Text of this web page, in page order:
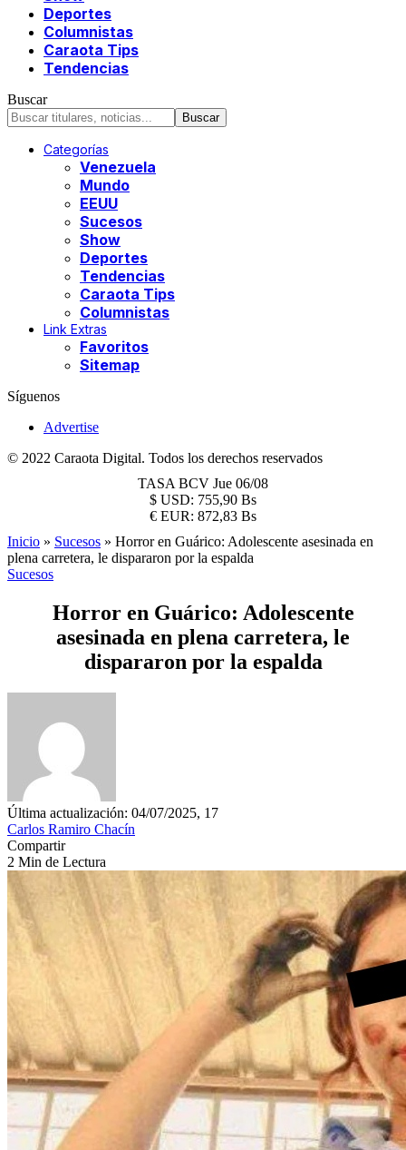
Deportes
Columnistas
Caraota Tips
Tendencias
Buscar
Categorías
Venezuela
Mundo
EEUU
Sucesos
Show
Deportes
Tendencias
Caraota Tips
Columnistas
Link Extras
Favoritos
Sitemap
Síguenos
Advertise
© 2022 Caraota Digital. Todos los derechos reservados
TASA BCV Jue 06/08
$ USD: 755,90 Bs
€ EUR: 872,83 Bs
Inicio » Sucesos » Horror en Guárico: Adolescente asesinada en
plena carretera, le dispararon por la espalda
Sucesos
Horror en Guárico: Adolescente
asesinada en plena carretera, le
dispararon por la espalda
Última actualización: 04/07/2025, 17
Carlos Ramiro Chacín
Compartir
2 Min de Lectura